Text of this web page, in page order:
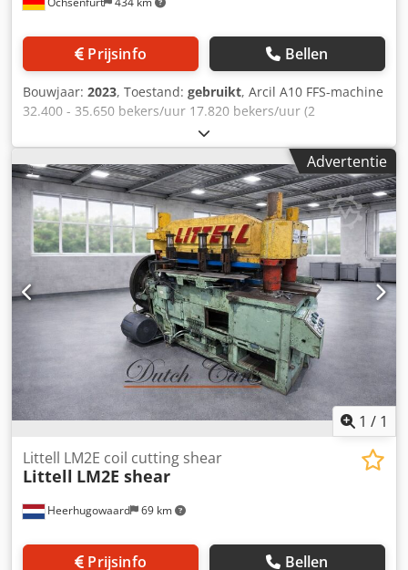
Behuizing van roestvrij staal 304 7. Documentatie in de
mm 2. Zakbreedte: B100-260 mm 3. Verpakkingssnelheid:
tot 15 zakken/min (afhankelijk van product, zaklengte en
Voorgefabriceerde doypack-zakken of - Doypack-zakken
met M-vorm standbodem 5. Aansluitspanning: 1Fase 220V
50Hz 6. Vermogen: ca. 1,2 kW 7. Machinegewicht: ca. 250
kg 8. Machineafmetingen: ca. 1750x510x1350mm 9.
Persluchtaansluiting vereist. Dksdpfxsyv H Ums Akqor
Prijsinfo Bellen
Bouwjaar: 2023, Toestand: gebruikt, Arcil A10 FFS-machine
32.400 - 35.650 bekers/uur 17.820 bekers/uur (2
bekers/eenheid met opraapfunctie) 4,1 ton/uur
Persformaat: 2 bekers/eenheid Dedpfx Akezmafkeqskr
Vulhoeveelheid: 60 g - 115 g 12 bekers/bak voor enkele
bekers 24 bekers/bak voor dubbele laag 16 bekers/bak
voor kleine bak 8 bekers/bak voor 2 bekers met
opraapfunctie Productassortiment: Pudding met of zonder
room, mousse zonder room. Staat: goed. Sublocatie: E3.
Advertentie
1 / 1
Heerhugowaard 69 km
Littell LM2E coil cutting shear
Littell LM2E shear
Prijsinfo Bellen